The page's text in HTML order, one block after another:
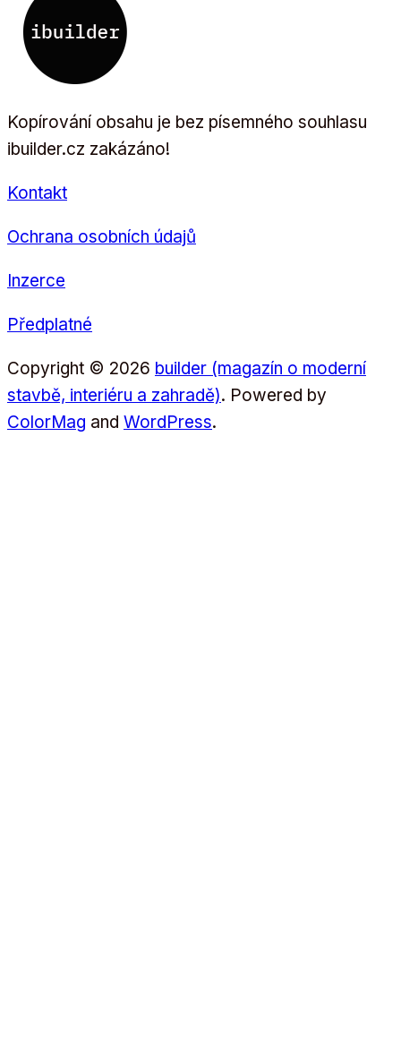
Kopírování obsahu je bez písemného souhlasu
ibuilder.cz zakázáno!
Kontakt
Ochrana osobních údajů
Inzerce
Předplatné
Copyright © 2026 builder (magazín o moderní
stavbě, interiéru a zahradě). Powered by
ColorMag and WordPress.